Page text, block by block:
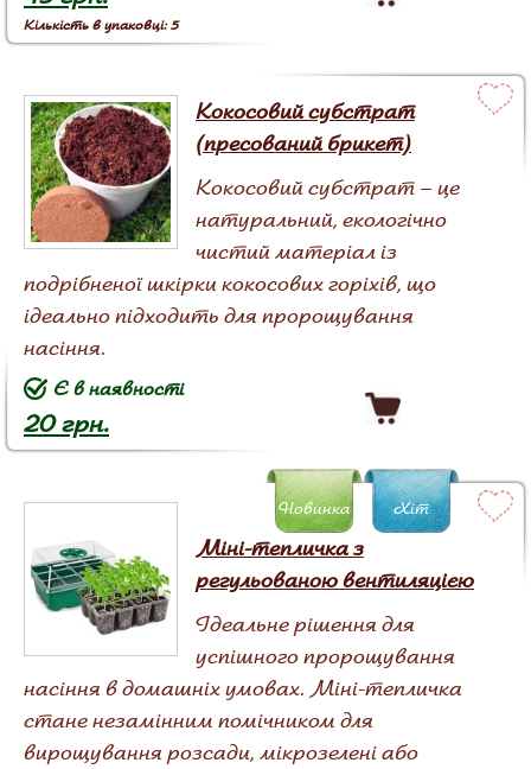
Кількість в упаковці: 5
Кокосовий субстрат
(пресований брикет)
Кокосовий субстрат – це
натуральний, екологічно
чистий матеріал із
подрібненої шкірки кокосових горіхів, що
ідеально підходить для пророщування
насіння.
20 грн.
Є в наявності
Міні-тепличка з
регульованою вентиляцією
Ідеальне рішення для
успішного пророщування
насіння в домашніх умовах. Міні-тепличка
стане незамінним помічником для
вирощування розсади, мікрозелені або
Новинка Хіт